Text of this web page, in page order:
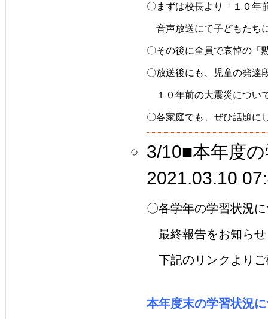
〇まずは校長より「１０年
音声放送にて子どもたち
〇その後に全員で哀悼の「
〇放送後にも、児童の発達
１０年前の大震災につい
〇各家庭でも、ぜひ話題に
3/10■本年度
2021.03.10
〇各学年の学習状況
最終報告をお知ら
下記のリンクより
本年度末の学習状況